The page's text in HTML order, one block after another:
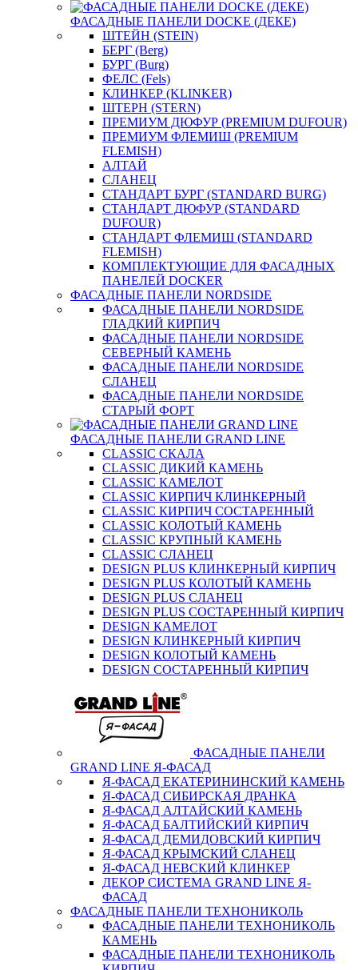
ФАСАДНЫЕ ПАНЕЛИ DOCKE (ДЕКЕ)
ШТЕЙН (STEIN)
БЕРГ (Berg)
БУРГ (Burg)
ФЕЛС (Fels)
КЛИНКЕР (KLINKER)
ШТЕРН (STERN)
ПРЕМИУМ ДЮФУР (PREMIUM DUFOUR)
ПРЕМИУМ ФЛЕМИШ (PREMIUM
FLEMISH)
АЛТАЙ
СЛАНЕЦ
СТАНДАРТ БУРГ (STANDARD BURG)
СТАНДАРТ ДЮФУР (STANDARD
DUFOUR)
СТАНДАРТ ФЛЕМИШ (STANDARD
FLEMISH)
КОМПЛЕКТУЮЩИЕ ДЛЯ ФАСАДНЫХ
ПАНЕЛЕЙ DOCKER
ФАСАДНЫЕ ПАНЕЛИ NORDSIDE
ФАСАДНЫЕ ПАНЕЛИ NORDSIDE
ГЛАДКИЙ КИРПИЧ
ФАСАДНЫЕ ПАНЕЛИ NORDSIDE
СЕВЕРНЫЙ КАМЕНЬ
ФАСАДНЫЕ ПАНЕЛИ NORDSIDE
СЛАНЕЦ
ФАСАДНЫЕ ПАНЕЛИ NORDSIDE
СТАРЫЙ ФОРТ
ФАСАДНЫЕ ПАНЕЛИ GRAND LINE
CLASSIC СКАЛА
CLASSIC ДИКИЙ КАМЕНЬ
CLASSIC КАМЕЛОТ
CLASSIC КИРПИЧ КЛИНКЕРНЫЙ
CLASSIC КИРПИЧ СОСТАРЕННЫЙ
CLASSIC КОЛОТЫЙ КАМЕНЬ
CLASSIC КРУПНЫЙ КАМЕНЬ
CLASSIC СЛАНЕЦ
DESIGN PLUS КЛИНКЕРНЫЙ КИРПИЧ
DESIGN PLUS КОЛОТЫЙ КАМЕНЬ
DESIGN PLUS СЛАНЕЦ
DESIGN PLUS СОСТАРЕННЫЙ КИРПИЧ
DESIGN КАМЕЛОТ
DESIGN КЛИНКЕРНЫЙ КИРПИЧ
DESIGN КОЛОТЫЙ КАМЕНЬ
DESIGN СОСТАРЕННЫЙ КИРПИЧ
ФАСАДНЫЕ ПАНЕЛИ
GRAND LINE Я-ФАСАД
Я-ФАСАД ЕКАТЕРИНИНСКИЙ КАМЕНЬ
Я-ФАСАД СИБИРСКАЯ ДРАНКА
Я-ФАСАД АЛТАЙСКИЙ КАМЕНЬ
Я-ФАСАД БАЛТИЙСКИЙ КИРПИЧ
Я-ФАСАД ДЕМИДОВСКИЙ КИРПИЧ
Я-ФАСАД КРЫМСКИЙ СЛАНЕЦ
Я-ФАСАД НЕВСКИЙ КЛИНКЕР
ДЕКОР СИСТЕМА GRAND LINE Я-
ФАСАД
ФАСАДНЫЕ ПАНЕЛИ ТЕХНОНИКОЛЬ
ФАСАДНЫЕ ПАНЕЛИ ТЕХНОНИКОЛЬ
КАМЕНЬ
ФАСАДНЫЕ ПАНЕЛИ ТЕХНОНИКОЛЬ